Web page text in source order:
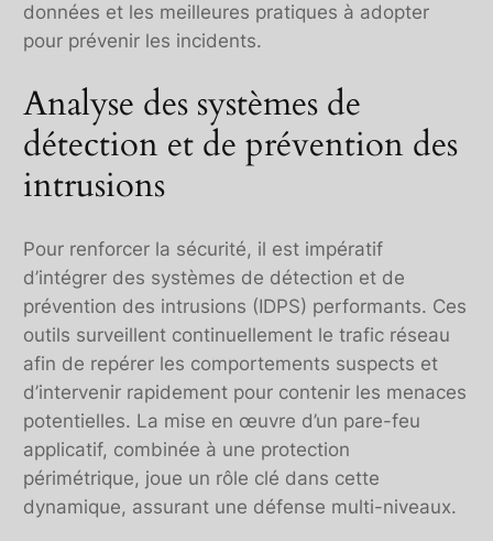
données et les meilleures pratiques à adopter
pour prévenir les incidents.
Analyse des systèmes de
détection et de prévention des
intrusions
Pour renforcer la sécurité, il est impératif
d’intégrer des systèmes de détection et de
prévention des intrusions (IDPS) performants. Ces
outils surveillent continuellement le trafic réseau
afin de repérer les comportements suspects et
d’intervenir rapidement pour contenir les menaces
potentielles. La mise en œuvre d’un pare-feu
applicatif, combinée à une protection
périmétrique, joue un rôle clé dans cette
dynamique, assurant une défense multi-niveaux.